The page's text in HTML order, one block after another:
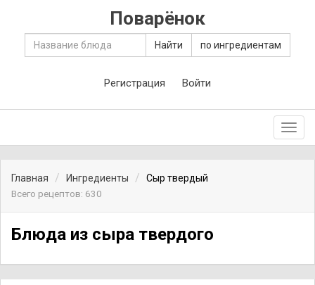
Поварёнок
Найти по ингредиентам
Регистрация Войти
Главная Ингредиенты
Сыр твердый
Всего рецептов: 630
Блюда из сыра твердого